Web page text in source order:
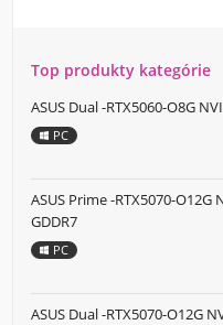
Top produkty kategórie
ASUS Dual -RTX5060-O8G
PC
ASUS Prime -RTX5070-O12G
GDDR7
PC
ASUS Dual -RTX5070-O12G